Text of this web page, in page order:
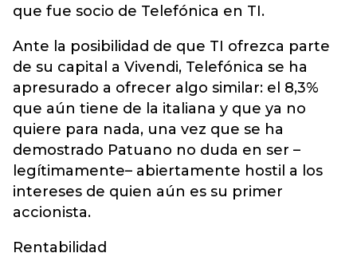
que fue socio de Telefónica en TI.
Ante la posibilidad de que TI ofrezca parte
de su capital a Vivendi, Telefónica se ha
apresurado a ofrecer algo similar: el 8,3%
que aún tiene de la italiana y que ya no
quiere para nada, una vez que se ha
demostrado Patuano no duda en ser –
legítimamente– abiertamente hostil a los
intereses de quien aún es su primer
accionista.
Rentabilidad